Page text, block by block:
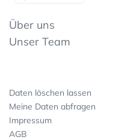
Über uns
Unser Team
Daten löschen lassen
Meine Daten abfragen
Impressum
AGB